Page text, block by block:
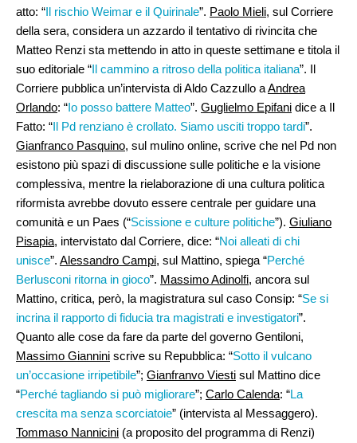
atto: “Il rischio Weimar e il Quirinale”. Paolo Mieli, sul Corriere
della sera, considera un azzardo il tentativo di rivincita che
Matteo Renzi sta mettendo in atto in queste settimane e titola il
suo editoriale “Il cammino a ritroso della politica italiana”. Il
Corriere pubblica un’intervista di Aldo Cazzullo aAndrea
Orlando: “Io posso battere Matteo”. Guglielmo Epifani dice a Il
Fatto: “Il Pd renziano è crollato. Siamo usciti troppo tardi”.
Gianfranco Pasquino, sul mulino online, scrive che nel Pd non
esistono più spazi di discussione sulle politiche e la visione
complessiva, mentre la rielaborazione di una cultura politica
riformista avrebbe dovuto essere centrale per guidare una
comunità e un Paes (“Scissione e culture politiche”). Giuliano
Pisapia, intervistato dal Corriere, dice: “Noi alleati di chi
unisce”. Alessandro Campi, sul Mattino, spiega “Perché
Berlusconi ritorna in gioco”. Massimo Adinolfi, ancora sul
Mattino, critica, però, la magistratura sul caso Consip: “Se si
incrina il rapporto di fiducia tra magistrati e investigatori”.
Quanto alle cose da fare da parte del governo Gentiloni,
Massimo Giannini scrive su Repubblica: “Sotto il vulcano
un’occasione irripetibile”; Gianfranvo Viesti sul Mattino dice
“Perché tagliando si può migliorare”; Carlo Calenda: “La
crescita ma senza scorciatoie” (intervista al Messaggero).
Tommaso Nannicini (a proposito del programma di Renzi)